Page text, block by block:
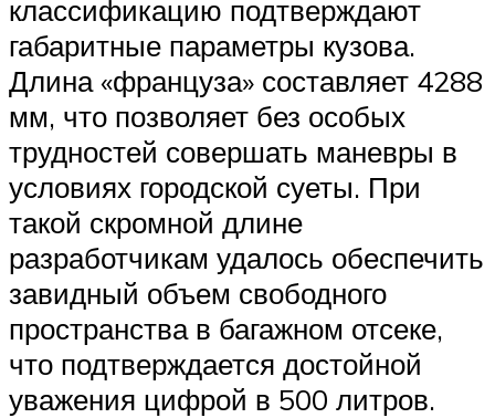
классификацию подтверждают
габаритные параметры кузова.
Длина «француза» составляет 4288
мм, что позволяет без особых
трудностей совершать маневры в
условиях городской суеты. При
такой скромной длине
разработчикам удалось обеспечить
завидный объем свободного
пространства в багажном отсеке,
что подтверждается достойной
уважения цифрой в 500 литров.